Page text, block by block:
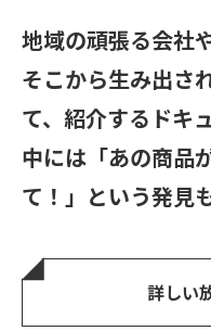
地域の頑張る会社
そこから生み出さ
て、紹介するドキ
中には「あの商品
て！」という発見
詳しい